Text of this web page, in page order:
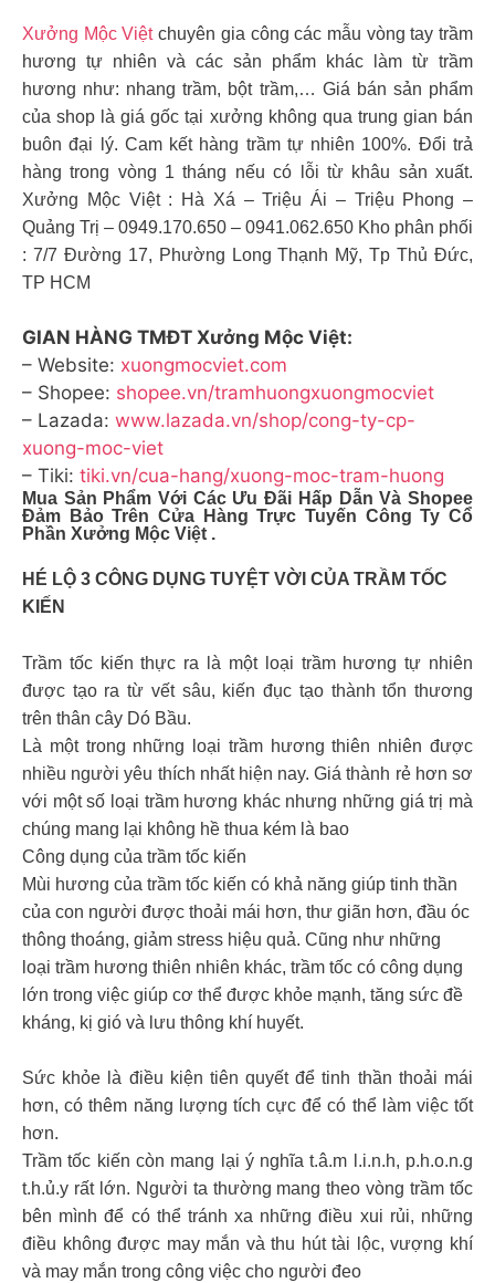
Xưởng Mộc Việtchuyên gia công các mẫu vòng tay trầm
hương tự nhiên và các sản phẩm khác làm từ trầm
hương như: nhang trầm, bột trầm,… Giá bán sản phẩm
của shop là giá gốc tại xưởng không qua trung gian bán
buôn đại lý. Cam kết hàng trầm tự nhiên 100%. Đổi trả
hàng trong vòng 1 tháng nếu có lỗi từ khâu sản xuất.
Xưởng Mộc Việt : Hà Xá – Triệu Ái – Triệu Phong –
Quảng Trị – 0949.170.650 – 0941.062.650 Kho phân phối
: 7/7 Đường 17, Phường Long Thạnh Mỹ, Tp Thủ Đức,
TP HCM
GIAN HÀNG TMĐT Xưởng Mộc Việt:
– Website: xuongmocviet.com
– Shopee: shopee.vn/tramhuongxuongmocviet
– Lazada: www.lazada.vn/shop/cong-ty-cp-
xuong-moc-viet
– Tiki: tiki.vn/cua-hang/xuong-moc-tram-huong
Mua Sản Phẩm Với Các Ưu Đãi Hấp Dẫn Và Shopee
Đảm Bảo Trên Cửa Hàng Trực Tuyến Công Ty Cổ
Phần Xưởng Mộc Việt .
HÉ LỘ 3 CÔNG DỤNG TUYỆT VỜI CỦA TRẦM TỐC
KIẾN
Trầm tốc kiến thực ra là một loại trầm hương tự nhiên
được tạo ra từ vết sâu, kiến đục tạo thành tổn thương
trên thân cây Dó Bầu.
Là một trong những loại trầm hương thiên nhiên được
nhiều người yêu thích nhất hiện nay. Giá thành rẻ hơn sơ
với một số loại trầm hương khác nhưng những giá trị mà
chúng mang lại không hề thua kém là bao
Công dụng của trầm tốc kiến
Mùi hương của trầm tốc kiến có khả năng giúp tinh thần
của con người được thoải mái hơn, thư giãn hơn, đầu óc
thông thoáng, giảm stress hiệu quả. Cũng như những
loại trầm hương thiên nhiên khác, trầm tốc có công dụng
lớn trong việc giúp cơ thể được khỏe mạnh, tăng sức đề
kháng, kị gió và lưu thông khí huyết.
Sức khỏe là điều kiện tiên quyết để tinh thần thoải mái
hơn, có thêm năng lượng tích cực để có thể làm việc tốt
hơn.
Trầm tốc kiến còn mang lại ý nghĩa t.â.m l.i.n.h, p.h.o.n.g
t.h.ủ.y rất lớn. Người ta thường mang theo vòng trầm tốc
bên mình để có thể tránh xa những điều xui rủi, những
điều không được may mắn và thu hút tài lộc, vượng khí
và may mắn trong công việc cho người đeo